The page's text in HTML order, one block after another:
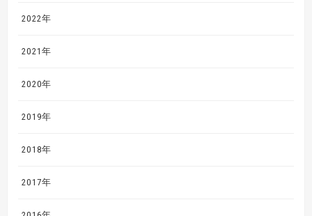
2022年
2021年
2020年
2019年
2018年
2017年